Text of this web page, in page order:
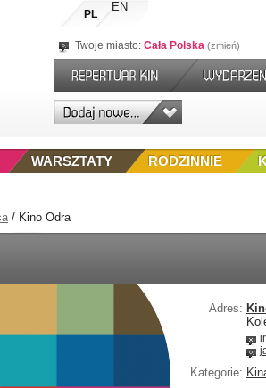
PL
EN
Twoje miasto: Cała Polska zmień
RODZINNIE
WARSZTATY
/ Kino Odra
Adres:
Kategorie: